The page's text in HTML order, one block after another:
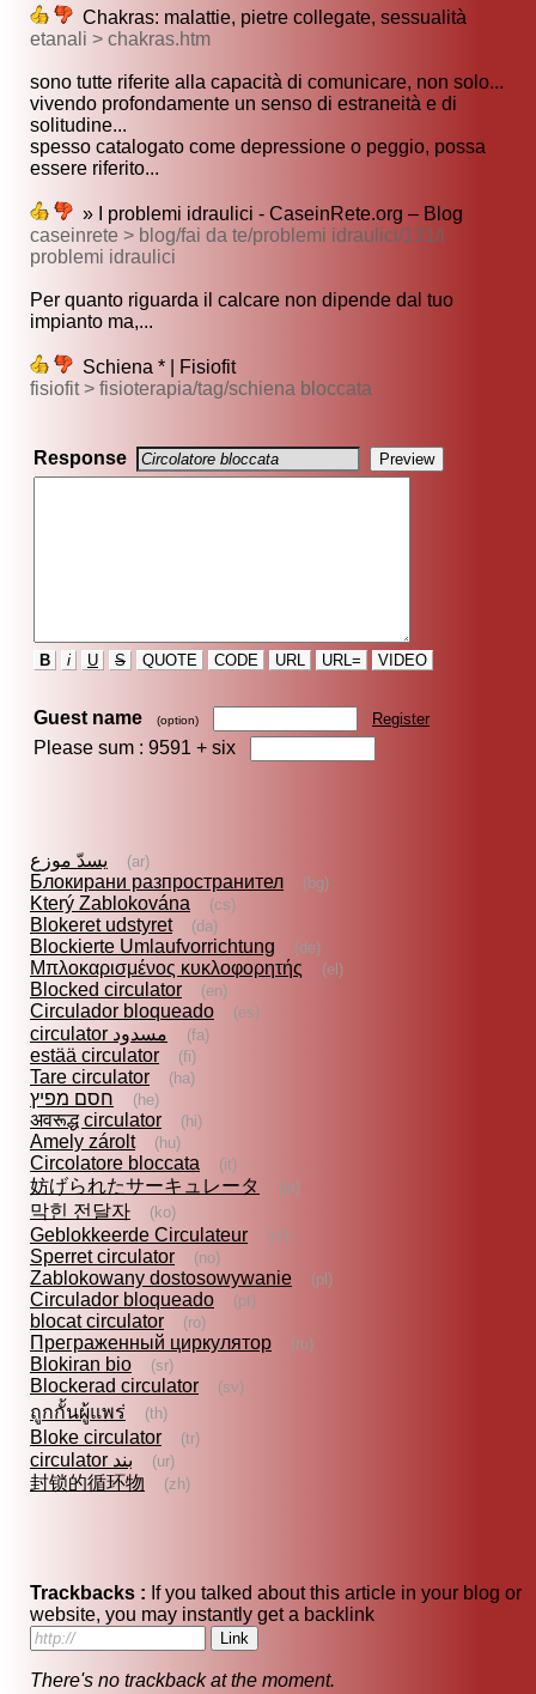
Chakras: malattie, pietre collegate, sessualità
etanali > chakras.htm
sono tutte riferite alla capacità di comunicare, non solo...
vivendo profondamente un senso di estraneità e di
solitudine...
spesso catalogato come depressione o peggio, possa
essere riferito...
» I problemi idraulici - CaseinRete.org – Blog
caseinrete > blog/fai da te/problemi idraulici/131/i
problemi idraulici
Per quanto riguarda il calcare non dipende dal tuo
impianto ma,...
Schiena * | Fisiofit
fisiofit > fisioterapia/tag/schiena bloccata
Response
B i U S QUOTE CODE URL URL= VIDEO
Guest name (option) Register
Please sum : 9591 + six
يسدّ موزع (ar)
Блокирани разпространител (bg)
Který Zablokována (cs)
Blokeret udstyret (da)
Blockierte Umlaufvorrichtung (de)
Μπλοκαρισμένος κυκλοφορητής (el)
Blocked circulator (en)
Circulador bloqueado (es)
circulator مسدود (fa)
estää circulator (fi)
Tare circulator (ha)
חסם מפיץ (he)
अवरूद्ध circulator (hi)
Amely zárolt (hu)
Circolatore bloccata (it)
妨げられたサーキュレータ (ja)
막힌 전달자 (ko)
Geblokkeerde Circulateur (nl)
Sperret circulator (no)
Zablokowany dostosowywanie (pl)
Circulador bloqueado (pt)
blocat circulator (ro)
Преграженный циркулятор (ru)
Blokiran bio (sr)
Blockerad circulator (sv)
ถูกกั้นผู้แพร่ (th)
Bloke circulator (tr)
circulator بند (ur)
封锁的循环物 (zh)
Trackbacks : If you talked about this article in your blog or
website, you may instantly get a backlink
There's no trackback at the moment.